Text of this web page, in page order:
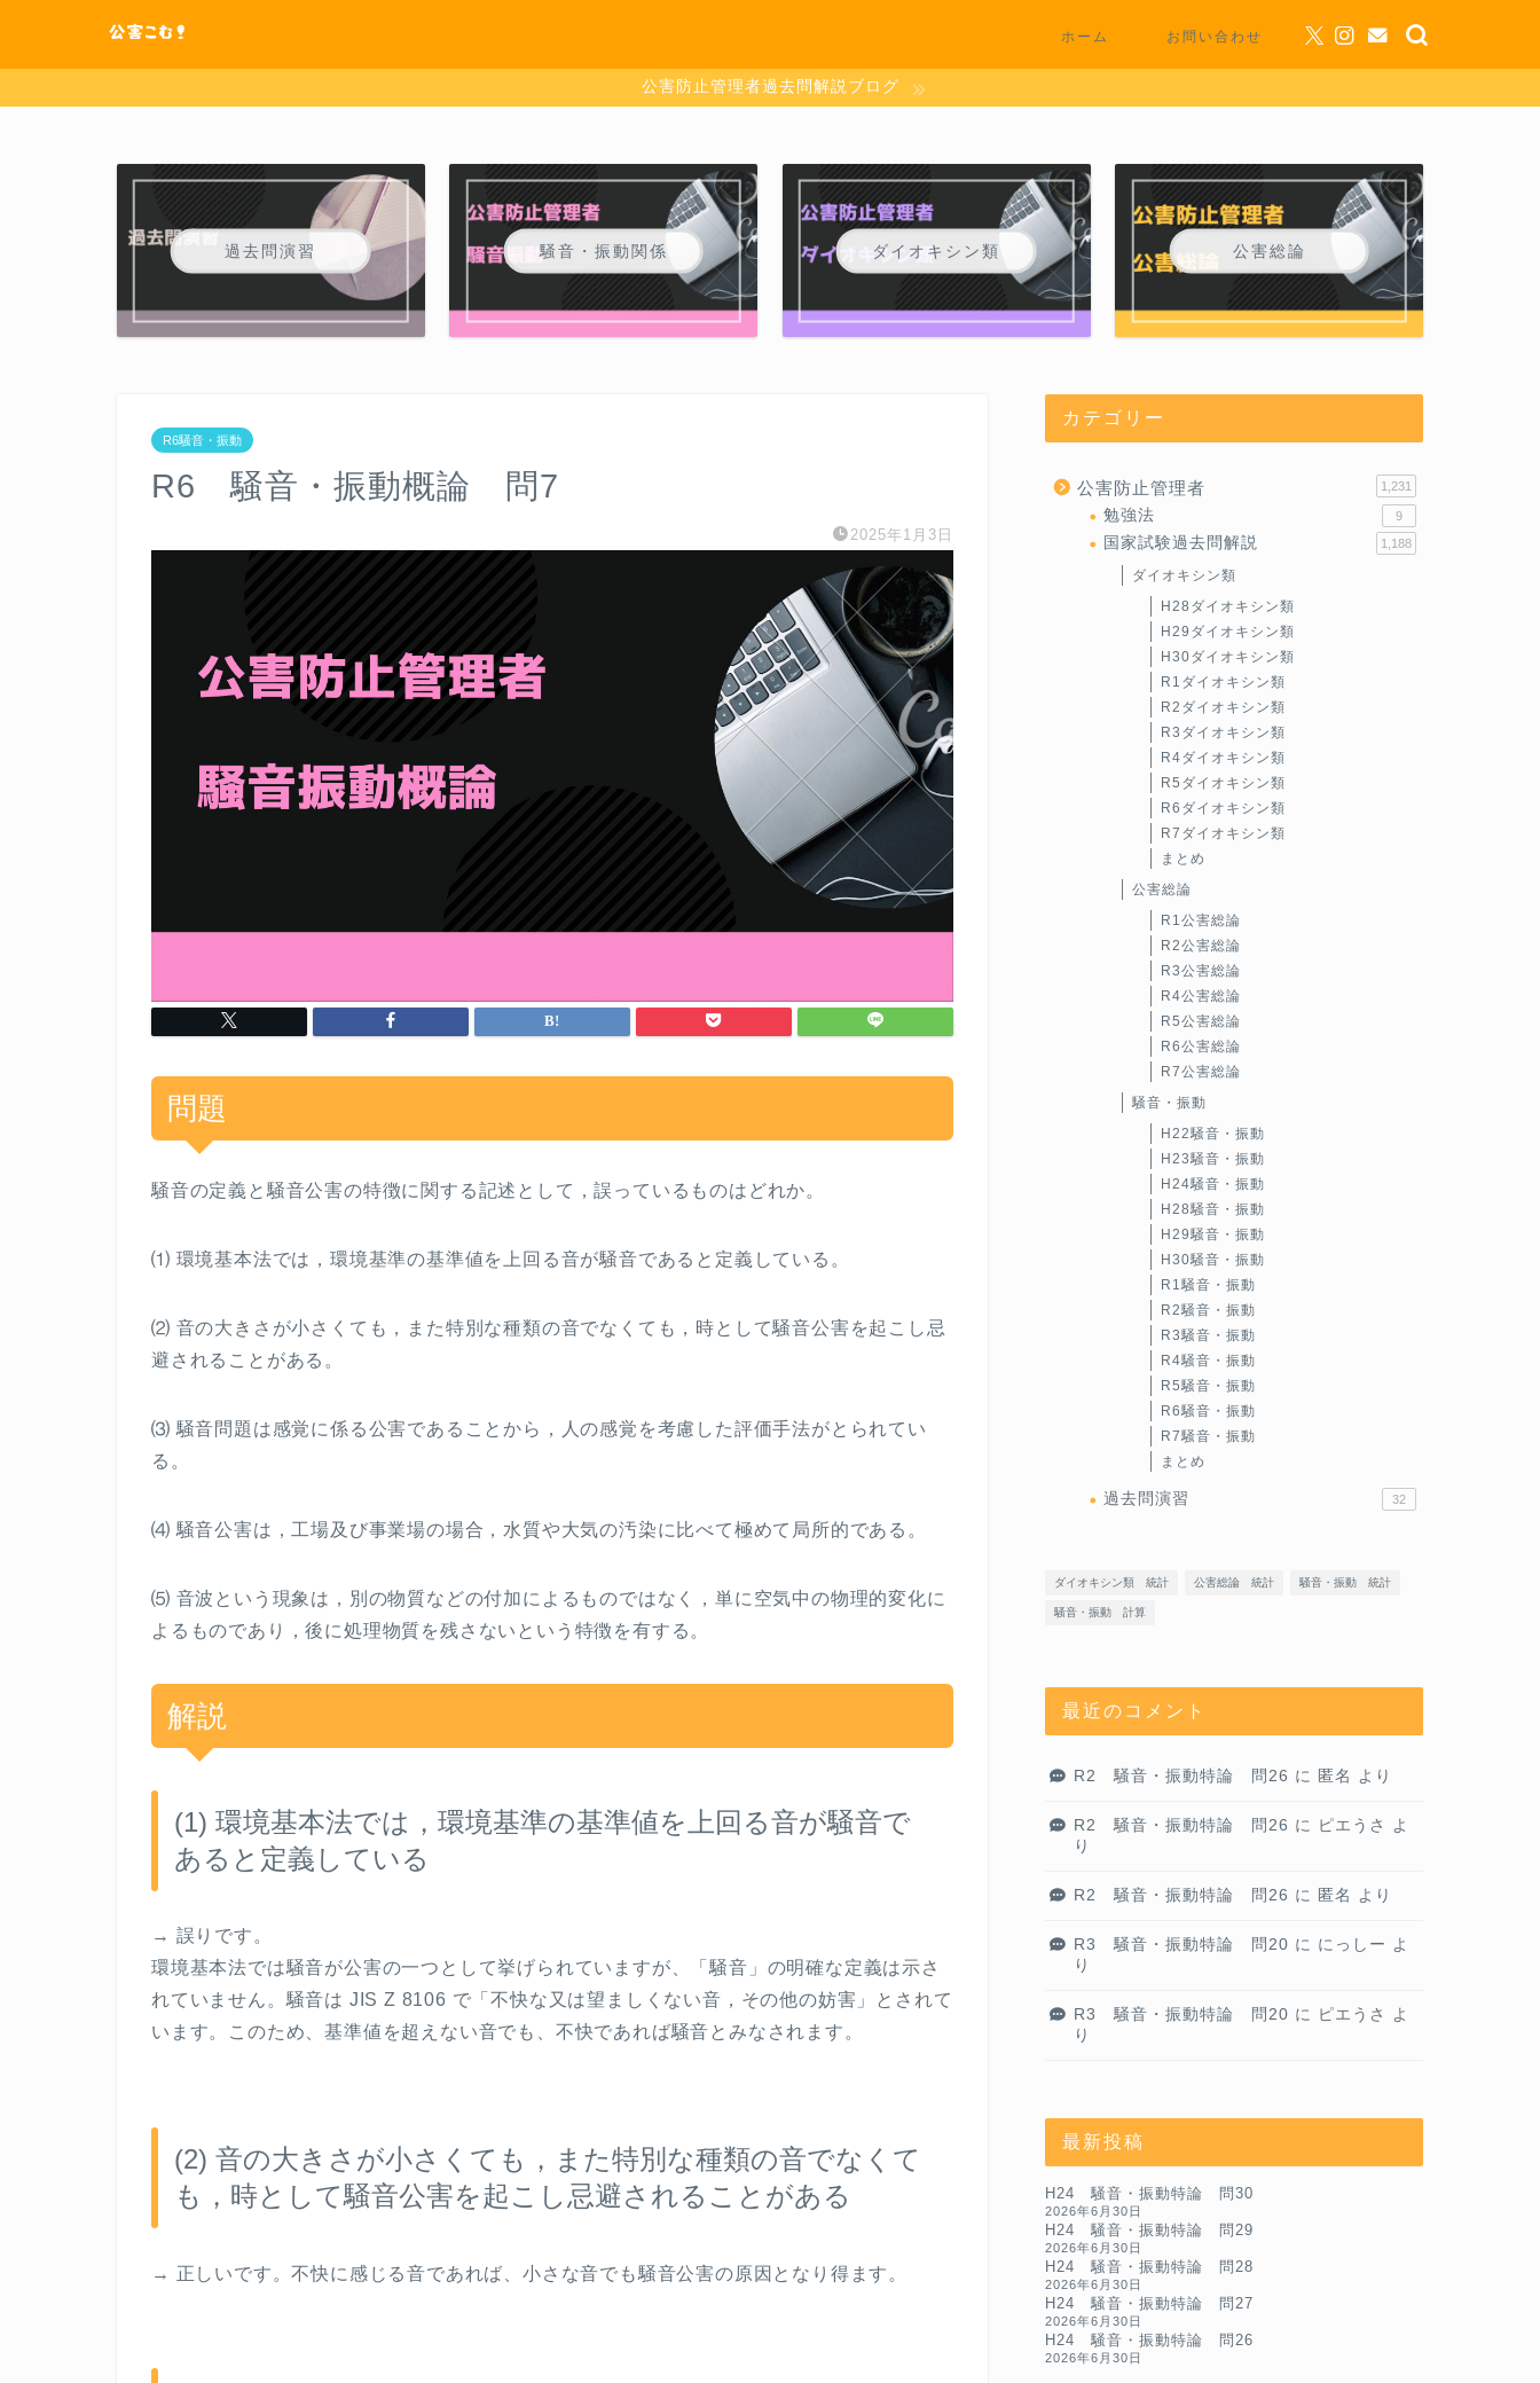
ホーム お問い合わせ
公害防止管理者過去問解説ブログ
過去問演習 騒音・振動関係 ダイオキシン類 公害総論
R6騒音・振動
R6 騒音・振動概論 問7
2025年1月3日
問題
騒音の定義と騒音公害の特徴に関する記述として，誤っているものはどれか。
⑴ 環境基本法では，環境基準の基準値を上回る音が騒音であると定義している。
⑵ 音の大きさが小さくても，また特別な種類の音でなくても，時として騒音公害を起こし忌
避されることがある。
⑶ 騒音問題は感覚に係る公害であることから，人の感覚を考慮した評価手法がとられてい
る。
⑷ 騒音公害は，工場及び事業場の場合，水質や大気の汚染に比べて極めて局所的である。
⑸ 音波という現象は，別の物質などの付加によるものではなく，単に空気中の物理的変化に
よるものであり，後に処理物質を残さないという特徴を有する。
解説
(1) 環境基本法では，環境基準の基準値を上回る音が騒音で
あると定義している
→ 誤りです。
環境基本法では騒音が公害の一つとして挙げられていますが、「騒音」の明確な定義は示さ
れていません。騒音は JIS Z 8106 で「不快な又は望ましくない音，その他の妨害」とされて
います。このため、基準値を超えない音でも、不快であれば騒音とみなされます。
(2) 音の大きさが小さくても，また特別な種類の音でなくて
も，時として騒音公害を起こし忌避されることがある
→ 正しいです。不快に感じる音であれば、小さな音でも騒音公害の原因となり得ます。
カテゴリー
公害防止管理者 1,231
勉強法 9
国家試験過去問解説 1,188
ダイオキシン類
H28ダイオキシン類
H29ダイオキシン類
H30ダイオキシン類
R1ダイオキシン類
R2ダイオキシン類
R3ダイオキシン類
R4ダイオキシン類
R5ダイオキシン類
R6ダイオキシン類
R7ダイオキシン類
まとめ
公害総論
R1公害総論
R2公害総論
R3公害総論
R4公害総論
R5公害総論
R6公害総論
R7公害総論
騒音・振動
H22騒音・振動
H23騒音・振動
H24騒音・振動
H28騒音・振動
H29騒音・振動
H30騒音・振動
R1騒音・振動
R2騒音・振動
R3騒音・振動
R4騒音・振動
R5騒音・振動
R6騒音・振動
R7騒音・振動
まとめ
過去問演習 32
ダイオキシン類 統計 公害総論 統計 騒音・振動 統計
騒音・振動 計算
最近のコメント
R2 騒音・振動特論 問26 に 匿名 より
R2 騒音・振動特論 問26 に ピエうさ
よ
り
R2 騒音・振動特論 問26 に 匿名 より
R3 騒音・振動特論 問20 に にっしー よ
り
R3 騒音・振動特論 問20 に ピエうさ
よ
り
最新投稿
H24 騒音・振動特論 問30
2026年6月30日
H24 騒音・振動特論 問29
2026年6月30日
H24 騒音・振動特論 問28
2026年6月30日
H24 騒音・振動特論 問27
2026年6月30日
H24 騒音・振動特論 問26
2026年6月30日